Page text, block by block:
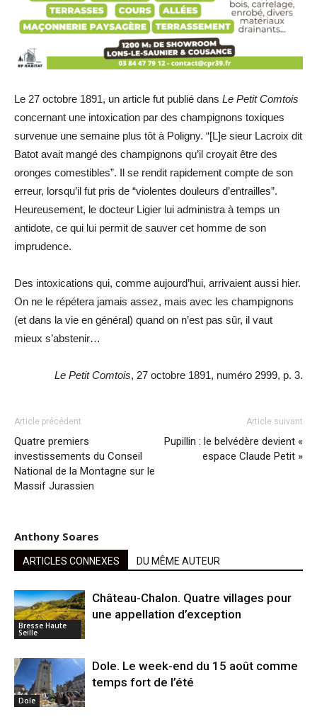
Le 27 octobre 1891, un article fut publié dans Le Petit Comtois
concernant une intoxication par des champignons toxiques
survenue une semaine plus tôt à Poligny. “[L]e sieur Lacroix dit
Batot avait mangé des champignons qu’il croyait être des
oronges comestibles”. Il se rendit rapidement compte de son
erreur, lorsqu’il fut pris de “violentes douleurs d’entrailles”.
Heureusement, le docteur Ligier lui administra à temps un
antidote, ce qui lui permit de sauver cet homme de son
imprudence.
Des intoxications qui, comme aujourd’hui, arrivaient aussi hier.
On ne le répétera jamais assez, mais avec les champignons
(et dans la vie en général) quand on n’est pas sûr, il vaut
mieux s’abstenir…
Le Petit Comtois, 27 octobre 1891, numéro 2999, p. 3.
Article précédent
Quatre premiers
investissements du Conseil
National de la Montagne sur le
Massif Jurassien
Article suivant
Pupillin : le belvédère devient «
espace Claude Petit »
Anthony Soares
ARTICLES CONNEXES DU MÊME AUTEUR
Bresse Haute
Seille
Château-Chalon. Quatre villages pour
une appellation d’exception
Dole
Dole. Le week-end du 15 août comme
temps fort de l’été